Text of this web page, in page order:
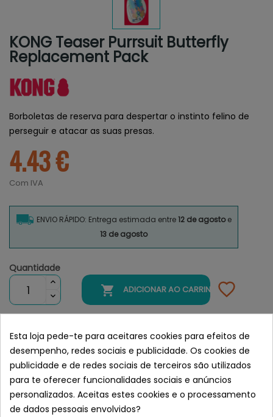
KONG Teaser Purrsuit Butterfly
Replacement Pack
Borboletas de reserva para despertar o instinto felino de
perseguir e atacar as suas presas.
4.43 €
Com IVA
ENVIO RÁPIDO: Entrega estimada entre12 de agostoe
13 de agosto
Quantidade
 ADICIONAR AO CARRINHO
BORBOLETAS PARA O BRINQUEDO:KONG Teaser Purrsuit
Butterfly Para Gatos
FAZ PARTE
Esta loja pede-te para aceitares cookies para efeitos de
desempenho, redes sociais e publicidade. Os cookies de
publicidade e de redes sociais de terceiros são utilizados
para te oferecer funcionalidades sociais e anúncios
personalizados. Aceitas estes cookies e o processamento
de dados pessoais envolvidos?